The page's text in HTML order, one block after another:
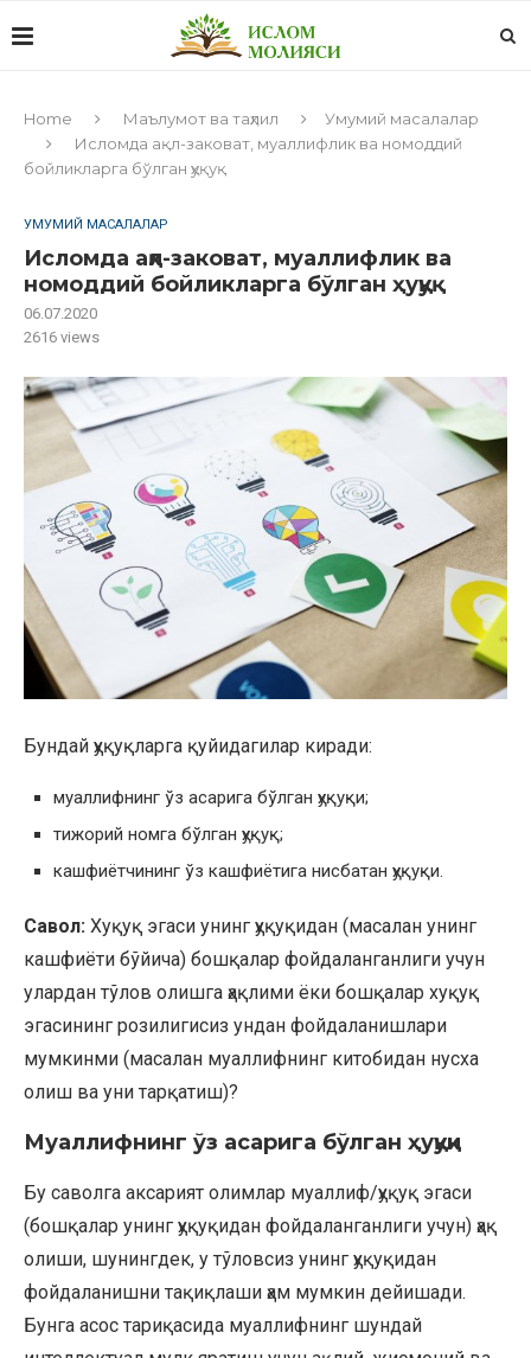
Home Маълумот ва таҳлил
Умумий масалалар
Исломда ақл-заковат, муаллифлик ва номоддий
бойликларга бўлган ҳуқуқ
УМУМИЙ МАСАЛАЛАР
Исломда ақл-заковат, муаллифлик ва
номоддий бойликларга бўлган ҳуқуқ
06.07.2020
2616 views
Бундай ҳуқуқларга қуйидагилар киради:
муаллифнинг ўз асарига бўлган ҳуқуқи;
тижорий номга бўлган ҳуқуқ;
кашфиётчининг ўз кашфиётига нисбатан ҳуқуқи.
Савол: Хуқуқ эгаси унинг ҳуқуқидан (масалан унинг
кашфиёти бўйича) бошқалар фойдаланганлиги учун
улардан тўлов олишга ҳақлими ёки бошқалар хуқуқ
эгасининг розилигисиз ундан фойдаланишлари
мумкинми (масалан муаллифнинг китобидан нусха
олиш ва уни тарқатиш)?
Муаллифнинг ўз асарига бўлган ҳуқуқи
Бу саволга аксарият олимлар муаллиф/ҳуқуқ эгаси
(бошқалар унинг ҳуқуқидан фойдаланганлиги учун) ҳақ
олиши, шунингдек, у тўловсиз унинг ҳуқуқидан
фойдаланишни тақиқлаши ҳам мумкин дейишади.
Бунга асос тариқасида муаллифнинг шундай